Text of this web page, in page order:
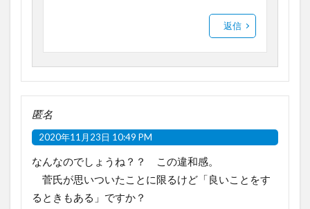
返信
匿名
2020年11月23日 10:49 PM
なんなのでしょうね？？ この違和感。
菅氏が思いついたことに限るけど「良いことをす
るときもある」ですか？